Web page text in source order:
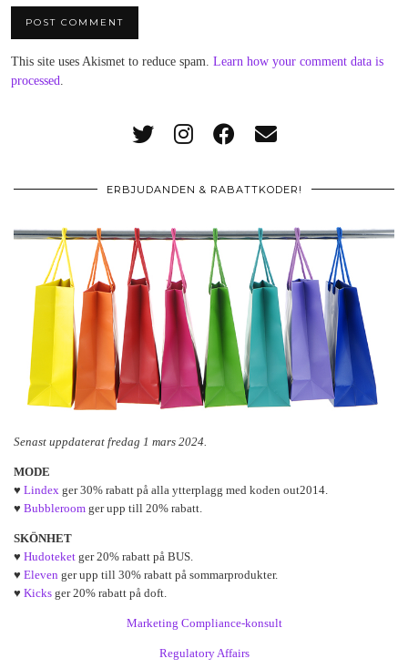
This site uses Akismet to reduce spam. Learn how your comment data is
processed.
ERBJUDANDEN & RABATTKODER!
Senast uppdaterat fredag 1 mars 2024.
MODE
♥ Lindex ger 30% rabatt på alla ytterplagg med koden out2014.
♥ Bubbleroom ger upp till 20% rabatt.
SKÖNHET
♥ Hudoteket ger 20% rabatt på BUS.
♥ Eleven ger upp till 30% rabatt på sommarprodukter.
♥ Kicks ger 20% rabatt på doft.
Marketing Compliance-konsult
Regulatory Affairs